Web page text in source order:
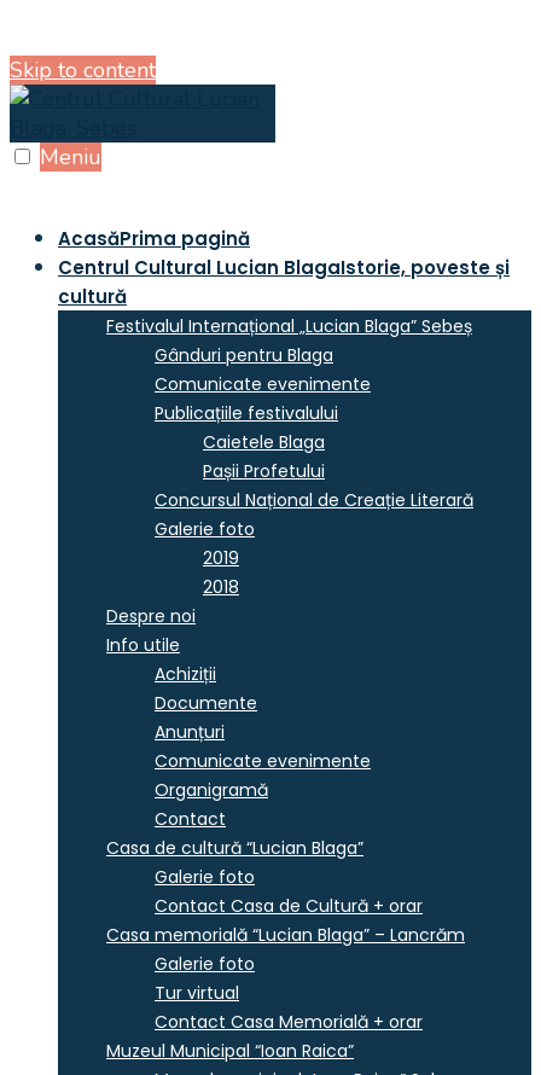
Skip to content
Meniu
AcasăPrima pagină
Centrul Cultural Lucian BlagaIstorie, poveste și
cultură
Festivalul Internațional „Lucian Blaga” Sebeș
Gânduri pentru Blaga
Comunicate evenimente
Publicațiile festivalului
Caietele Blaga
Pașii Profetului
Concursul Național de Creație Literară
Galerie foto
2019
2018
Despre noi
Info utile
Achiziții
Documente
Anunțuri
Comunicate evenimente
Organigramă
Contact
Casa de cultură “Lucian Blaga”
Galerie foto
Contact Casa de Cultură + orar
Casa memorială “Lucian Blaga” – Lancrăm
Galerie foto
Tur virtual
Contact Casa Memorială + orar
Muzeul Municipal “Ioan Raica”